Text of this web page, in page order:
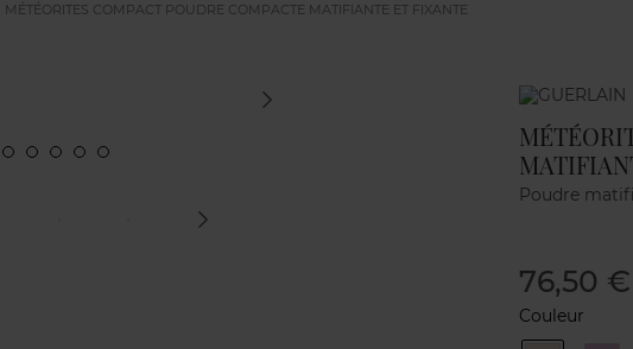
MÉTÉORITES COMPACT POUDRE COMPACTE MATIFIANTE ET FIXANTE
Marque
Poudre
76,50 €
Couleur